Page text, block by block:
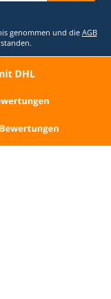
genommen und die AGB